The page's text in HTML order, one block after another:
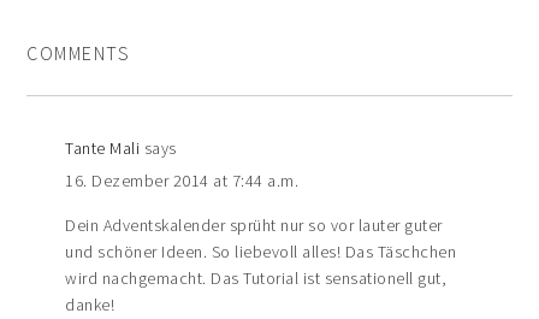
COMMENTS
Tante Mali says
16. Dezember 2014 at 7:44 a.m.
Dein Adventskalender sprüht nur so vor lauter guter
und schöner Ideen. So liebevoll alles! Das Täschchen
wird nachgemacht. Das Tutorial ist sensationell gut,
danke!